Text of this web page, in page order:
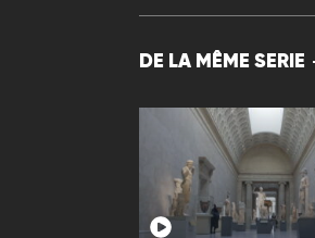
DE LA MÊME SERIE